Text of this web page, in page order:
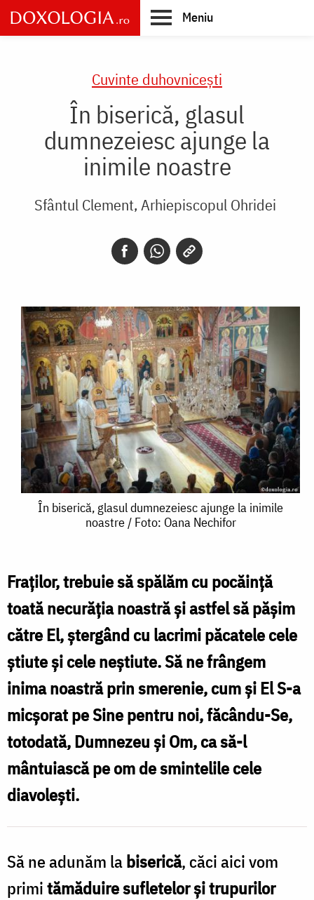
Skip
to
main
Meniu
Cuvinte duhovnicești
În biserică, glasul
dumnezeiesc ajunge la
inimile noastre
Sfântul Clement, Arhiepiscopul Ohridei
dumnezeiesc
ajunge
la
inimile
noastre
Foto:
Oana
Nechifor
În biserică, glasul dumnezeiesc ajunge la inimile
noastre / Foto: Oana Nechifor
Fraților, trebuie să spălăm cu pocăință
toată necurăția noastră și astfel să pășim
către El, ștergând cu lacrimi păcatele cele
știute și cele neștiute. Să ne frângem
inima noastră prin smerenie, cum și El S-a
micșorat pe Sine pentru noi, făcându-Se,
totodată, Dumnezeu și Om, ca să-l
mântuiască pe om de smintelile cele
diavolești.
Să ne adunăm labiserică, căci aici vom
primitămăduire sufletelor și trupurilor